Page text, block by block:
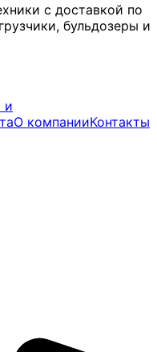
с доставкой по
бульдозеры и
и
О компанииКонтакты